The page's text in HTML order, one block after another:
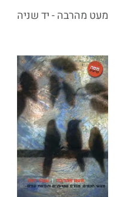
מעט מהרבה - יד שניה